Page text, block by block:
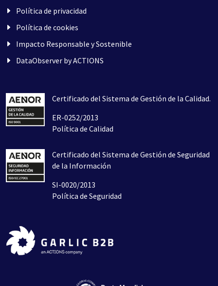
Política de privacidad
Política de cookies
Impacto Responsable y Sostenible
DataObserver by ACTIONS
Certificado del Sistema de Gestión de la Calidad.
ER-0252/2013
Política de Calidad
Certificado del Sistema de Gestión de Seguridad
de la Información
SI-0020/2013
Política de Seguridad